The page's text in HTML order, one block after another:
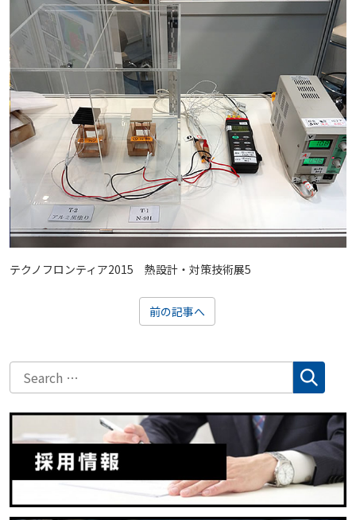
テクノフロンティア2015 熱設計・対策技術展5
前の記事へ